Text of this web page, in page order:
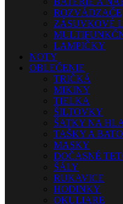
ROZVÁDZAČE
ZÁSUVKOVÉ
LAMPIČKY
NOTY
OBLEČENIE
TRIČKÁ
MIKINY
TIELKA
ŠILTOVKY
ŠATKY NA
TAŠKY A
MASKY
DOČASNÉ
ŠÁLY
RUKAVICE
HODINKY
OKULIARE